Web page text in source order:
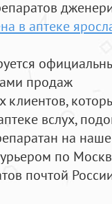
в аптеке
продаж
клиентов,
вслух,
на
по
почтой